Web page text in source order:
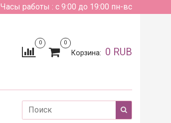
Часы работы : с 9:00 до 19:00 пн-вс
0 0
Корзина: 0 RUB